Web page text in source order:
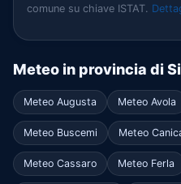
comune su chiave ISTAT.
Meteo in provincia di
Meteo Augusta Meteo Avola
Meteo Buscemi Meteo
Meteo Cassaro Meteo Ferla